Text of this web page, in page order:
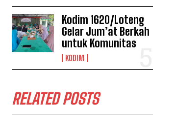
Kodim 1620/Loteng
Gelar Jum’at Berkah
untuk Komunitas
KODIM
RELATED POSTS